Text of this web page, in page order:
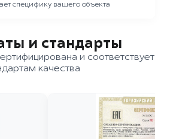
специфику вашего объекта
и стандарты
и соответствует
качества